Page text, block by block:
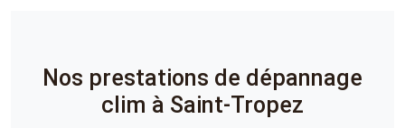
Nos prestations de dépannage
clim à Saint-Tropez